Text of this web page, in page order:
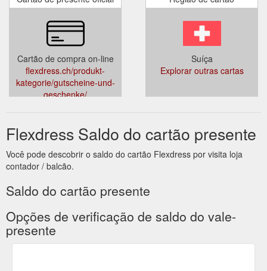
Cartão de compra on-line
flexdress.ch/produkt-
kategorie/gutscheine-und-
geschenke/
Suíça
Explorar outras cartas
Flexdress Saldo do cartão presente
Você pode descobrir o saldo do cartão Flexdress por visita loja
contador / balcão.
Saldo do cartão presente
Opções de verificação de saldo do vale-
presente